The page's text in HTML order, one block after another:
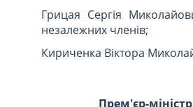
Грицая Сергія
незалежних членів;
Кириченка Віктора
Прем'єр-